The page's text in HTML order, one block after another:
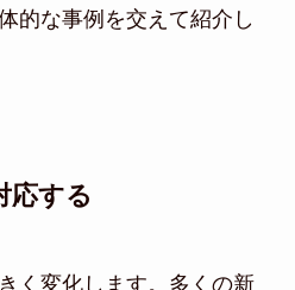
的な事例を交えて紹介し
応する
く変化します。多くの新